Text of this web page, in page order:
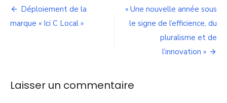
de
Navigation
de
Déploiement de la
marque « Ici C Local »
« Une nouvelle année sous
le signe de l’efficience, du
pluralisme et de
l’innovation »
Laisser un commentaire